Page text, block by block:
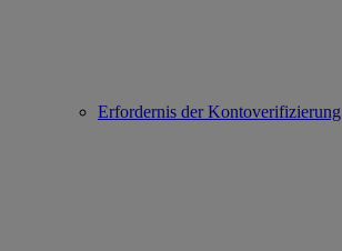
Erfordernis der Kontoverifizierung